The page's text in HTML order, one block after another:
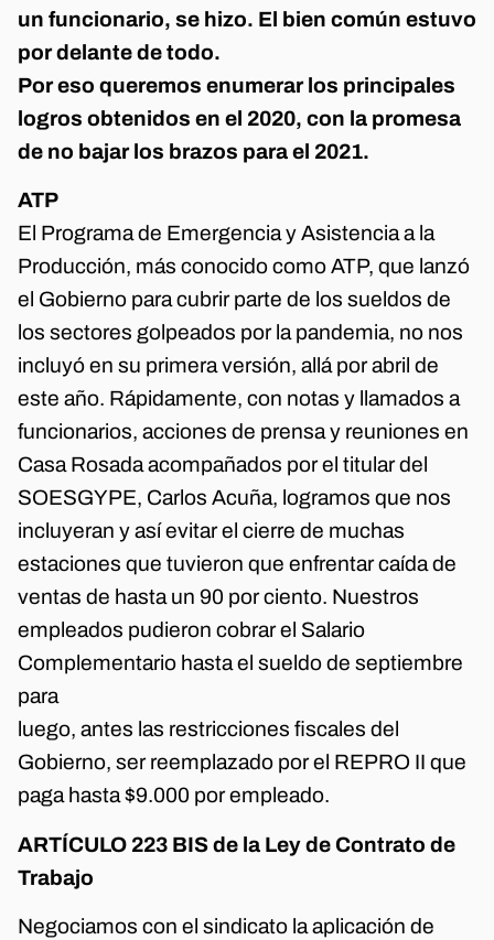
un funcionario, se hizo. El bien común estuvo
por delante de todo.
Por eso queremos enumerar los principales
logros obtenidos en el 2020, con la promesa
de no bajar los brazos para el 2021.
ATP
El Programa de Emergencia y Asistencia a la
Producción, más conocido como ATP, que lanzó
el Gobierno para cubrir parte de los sueldos de
los sectores golpeados por la pandemia, no nos
incluyó en su primera versión, allá por abril de
este año. Rápidamente, con notas y llamados a
funcionarios, acciones de prensa y reuniones en
Casa Rosada acompañados por el titular del
SOESGYPE, Carlos Acuña, logramos que nos
incluyeran y así evitar el cierre de muchas
estaciones que tuvieron que enfrentar caída de
ventas de hasta un 90 por ciento. Nuestros
empleados pudieron cobrar el Salario
Complementario hasta el sueldo de septiembre
para
luego, antes las restricciones fiscales del
Gobierno, ser reemplazado por el REPRO II que
paga hasta $9.000 por empleado.
ARTÍCULO 223 BIS de la Ley de Contrato de
Trabajo
Negociamos con el sindicato la aplicación de